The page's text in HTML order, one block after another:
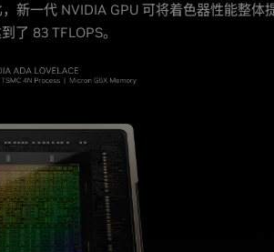
新一代 NVIDIA GPU 可将着色器性能整体
了 83 TFLOPS。